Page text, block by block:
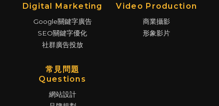
Digital Marketing
Google關鍵字廣告
SEO關鍵字優化
社群廣告投放
Video Production
商業攝影
形象影片
常見問題
Questions
網站設計